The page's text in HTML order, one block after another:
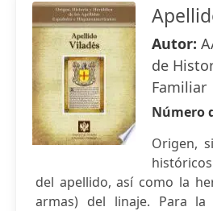
Autor:
de
Familiar
Número
Origen,
del apellido, así como la
armas) del linaje. Para la